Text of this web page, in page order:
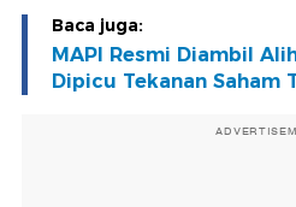
Baca juga:
MAPI Resmi Diambil
Dipicu Tekanan Saham